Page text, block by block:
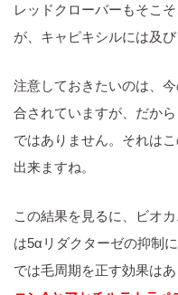
レッドクローバーもそこ
が、キャピキシルには及び
注意しておきたいのは、
合されていますが、だか
ではありません。それは
出来ますね。
この結果を見るに、ビオ
は5αリダクターゼの抑制
では毛周期を正す効果は